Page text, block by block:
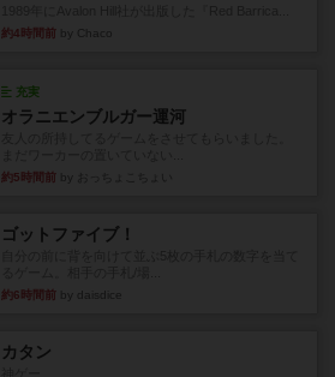
約4時間前 by Chaco
充実
オラニエンブルガー運河
約5時間前 by おっちょこちょい
ゴットファイブ！
約6時間前 by daisdice
カタン